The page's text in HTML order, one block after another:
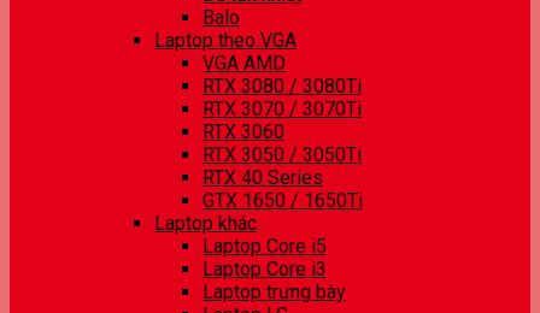
Balo
Laptop theo VGA
VGA AMD
RTX 3080 / 3080Ti
RTX 3070 / 3070Ti
RTX 3060
RTX 3050 / 3050Ti
RTX 40 Series
GTX 1650 / 1650Ti
Laptop khác
Laptop Core i5
Laptop Core i3
Laptop trưng bày